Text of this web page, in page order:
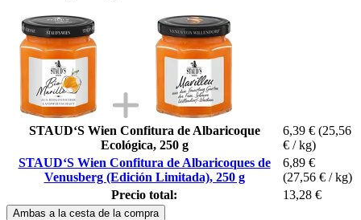
STAUD‘S Wien Confitura de Albaricoque
Ecológica, 250 g
6,39 € (25,56
€ / kg)
STAUD‘S Wien Confitura de Albaricoques de
Venusberg (Edición Limitada), 250 g
6,89 €
(27,56 € / kg)
Precio total:
13,28 €
Ambas a la cesta de la compra